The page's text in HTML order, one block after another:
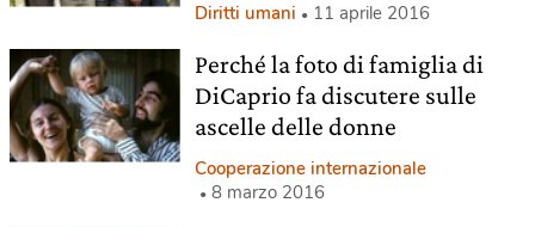
Diritti umani 11 aprile 2016
Perché la foto di famiglia di
DiCaprio fa discutere sulle
ascelle delle donne
Cooperazione internazionale
8 marzo 2016